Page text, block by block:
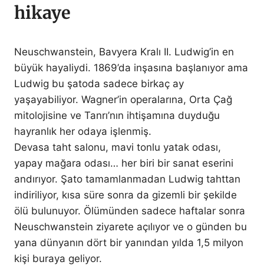
hikaye
Neuschwanstein, Bavyera Kralı II. Ludwig’in en
büyük hayaliydi. 1869’da inşasına başlanıyor ama
Ludwig bu şatoda sadece birkaç ay
yaşayabiliyor. Wagner’in operalarına, Orta Çağ
mitolojisine ve Tanrı’nın ihtişamına duyduğu
hayranlık her odaya işlenmiş.
Devasa taht salonu, mavi tonlu yatak odası,
yapay mağara odası… her biri bir sanat eserini
andırıyor. Şato tamamlanmadan Ludwig tahttan
indiriliyor, kısa süre sonra da gizemli bir şekilde
ölü bulunuyor. Ölümünden sadece haftalar sonra
Neuschwanstein ziyarete açılıyor ve o günden bu
yana dünyanın dört bir yanından yılda 1,5 milyon
kişi buraya geliyor.